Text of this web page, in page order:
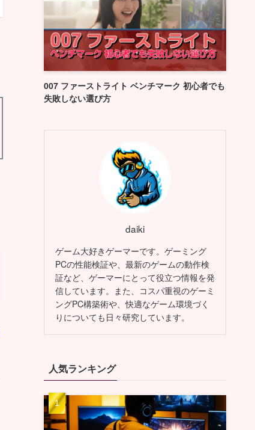
007 ファーストライト ベンチマーク 初心者でも
失敗しない選び方
daiki
ゲーム大好きゲーマーです。ゲーミング
PCの性能検証や、最新のゲームの動作検
証など、ゲーマーにとって役立つ情報を発
信しています。また、コスパ重視のゲーミ
ングPC構築術や、快適なゲーム環境づく
りについても日々研究しています。
人気ランキング